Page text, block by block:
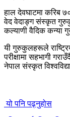
हाल देवघाटमा
वेद वेदाङ्ग संस्कृत
कल्याणी वैदिक कन्या
यी गुरुकुलहरूले राष्ट्रिय
परीक्षामा सहभागी
नेपाल संस्कृत
यो पनि पढ्नुहोस